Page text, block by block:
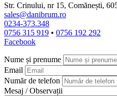
Str. Crinului, nr 15, Comănești,
sales@danibrum.ro
0234-373.348
0756 315 919 • 0756 192 292
Facebook
Nume și prenume
Email
Număr de telefon
Mesaj / Observații